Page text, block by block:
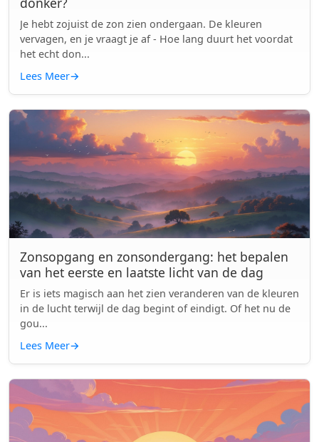
Je hebt zojuist de zon zien ondergaan. De kleuren
vervagen, en je vraagt je af - Hoe lang duurt het voordat
het echt don...
Lees Meer→
Zonsopgang en zonsondergang: het bepalen
van het eerste en laatste licht van de dag
Er is iets magisch aan het zien veranderen van de kleuren
in de lucht terwijl de dag begint of eindigt. Of het nu de
gou...
Lees Meer→